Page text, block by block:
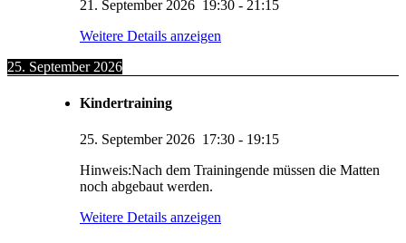
21. September 2026 19:30 - 21:15
Weitere Details anzeigen
25. September 2026
Kindertraining
25. September 2026 17:30 - 19:15
Hinweis:Nach dem Trainingende müssen die Matten
noch abgebaut werden.
Weitere Details anzeigen